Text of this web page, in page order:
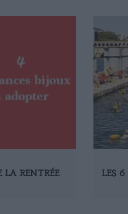
LA RENTRÉE LES